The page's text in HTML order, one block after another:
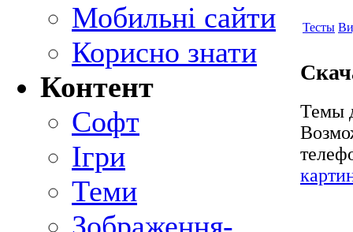
Мобильні сайти
Корисно знати
Контент
Софт
Ігри
Теми
Тесты
Темы